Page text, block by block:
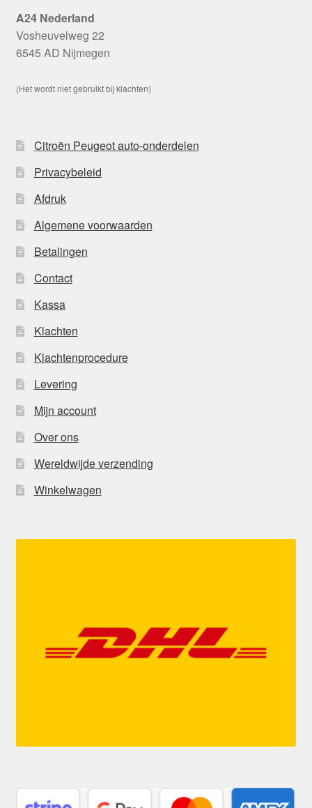
A24 Nederland
Vosheuvelweg 22
6545 AD Nijmegen
(Het wordt niet gebruikt bij klachten)
Citroën Peugeot auto-onderdelen
Privacybeleid
Afdruk
Algemene voorwaarden
Betalingen
Contact
Kassa
Klachten
Klachtenprocedure
Levering
Mijn account
Over ons
Wereldwijde verzending
Winkelwagen